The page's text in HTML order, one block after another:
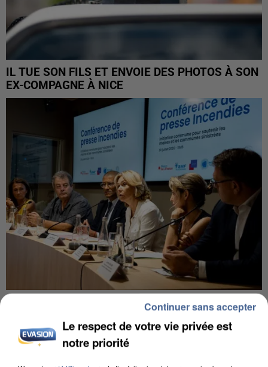
IL TUE SON FILS ET ENVOIE DES PHOTOS À SON
EX-COMPAGNE À NICE
INCENDIES : L’ÎLE-DE-FRANCE LANCE UN ÉLAN
Le respect de votre vie privée est
notre priorité
Continuer sans accepter